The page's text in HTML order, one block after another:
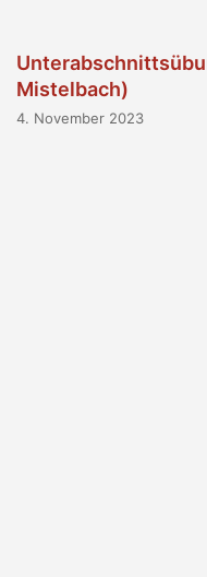
Mistelbach)
4. November 2023